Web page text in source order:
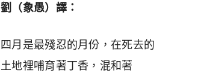
劉（象愚）譯：
四月是最殘忍的月份，在死去的
土地裡哺育著丁香，混和著